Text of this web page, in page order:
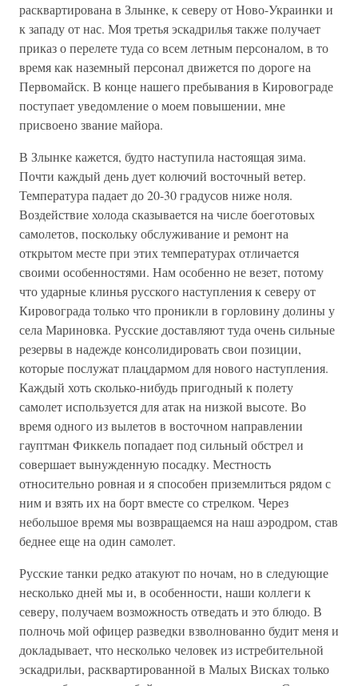
расквартирована в Злынке, к северу от Ново-Украинки и
к западу от нас. Моя третья эскадрилья также получает
приказ о перелете туда со всем летным персоналом, в то
время как наземный персонал движется по дороге на
Первомайск. В конце нашего пребывания в Кировограде
поступает уведомление о моем повышении, мне
присвоено звание майора.
В Злынке кажется, будто наступила настоящая зима.
Почти каждый день дует колючий восточный ветер.
Температура падает до 20-30 градусов ниже ноля.
Воздействие холода сказывается на числе боеготовых
самолетов, поскольку обслуживание и ремонт на
открытом месте при этих температурах отличается
своими особенностями. Нам особенно не везет, потому
что ударные клинья русского наступления к северу от
Кировограда только что проникли в горловину долины у
села Мариновка. Русские доставляют туда очень сильные
резервы в надежде консолидировать свои позиции,
которые послужат плацдармом для нового наступления.
Каждый хоть сколько-нибудь пригодный к полету
самолет используется для атак на низкой высоте. Во
время одного из вылетов в восточном направлении
гауптман Фиккель попадает под сильный обстрел и
совершает вынужденную посадку. Местность
относительно ровная и я способен приземлиться рядом с
ним и взять их на борт вместе со стрелком. Через
небольшое время мы возвращаемся на наш аэродром, став
беднее еще на один самолет.
Русские танки редко атакуют по ночам, но в следующие
несколько дней мы и, в особенности, наши коллеги к
северу, получаем возможность отведать и это блюдо. В
полночь мой офицер разведки взволнованно будит меня и
докладывает, что несколько человек из истребительной
эскадрильи, расквартированной в Малых Висках только